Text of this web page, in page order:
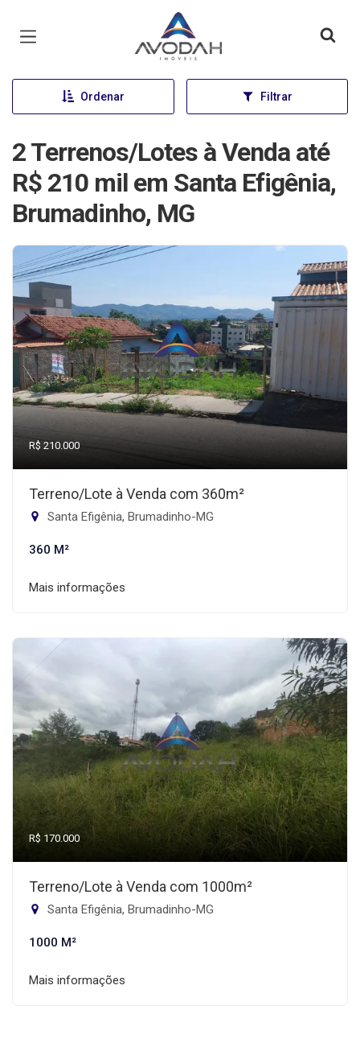
Página inicial
Ordenar Filtrar
2 Terrenos/Lotes à Venda até
R$ 210 mil em Santa Efigênia,
Brumadinho, MG
R$ 210.000
Terreno/Lote à Venda com 360m²
Santa Efigênia, Brumadinho-MG
360 M²
Mais informações
R$ 170.000
Terreno/Lote à Venda com 1000m²
Santa Efigênia, Brumadinho-MG
1000 M²
Mais informações